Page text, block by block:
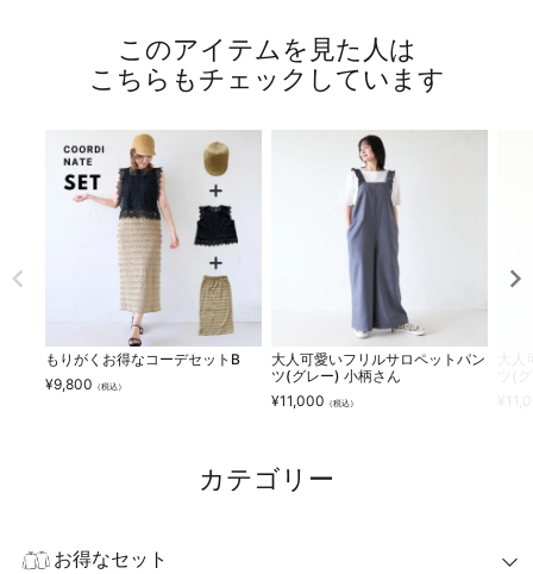
このアイテムを見た人は
こちらもチェックしています
もりがくお得なコーデセットB
¥9,800 （税込）
大人可愛いフリルサロペットパン
ツ(グレー) 小柄さん
¥11,000 （税込）
カテゴリー
お得なセット